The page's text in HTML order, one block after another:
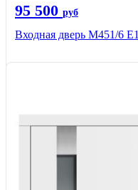
95 500 руб
Входная дверь М451/6 Е1